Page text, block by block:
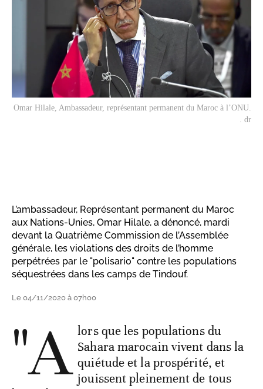
Omar Hilale, Ambassadeur, représentant permanent du Maroc à l’ONU.
. dr
L’ambassadeur, Représentant permanent du Maroc
aux Nations-Unies, Omar Hilale, a dénoncé, mardi
devant la Quatrième Commission de l’Assemblée
générale, les violations des droits de l’homme
perpétrées par le "polisario" contre les populations
séquestrées dans les camps de Tindouf.
Le 04/11/2020 à 07h00
"A lors que les populations du
Sahara marocain vivent dans la
quiétude et la prospérité, et
jouissent pleinement de tous